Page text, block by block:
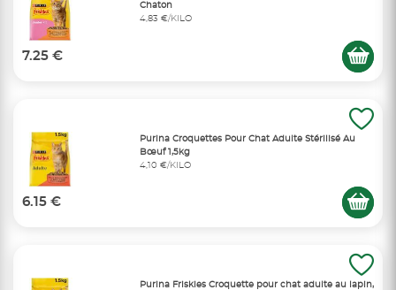
Chaton
4,83 €/KILO
7.25 €
Purina Croquettes Pour Chat Adulte Stérilisé Au
Bœuf 1,5kg
4,10 €/KILO
6.15 €
Purina Friskies Croquette pour chat adulte au lapin,